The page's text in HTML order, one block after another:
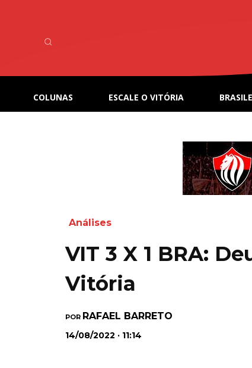
COLUNAS ESCALE O VITÓRIA
Análises
VIT 3 X 1 BRA:
Vitória
POR RAFAEL BARRETO
14/08/2022 · 11:14